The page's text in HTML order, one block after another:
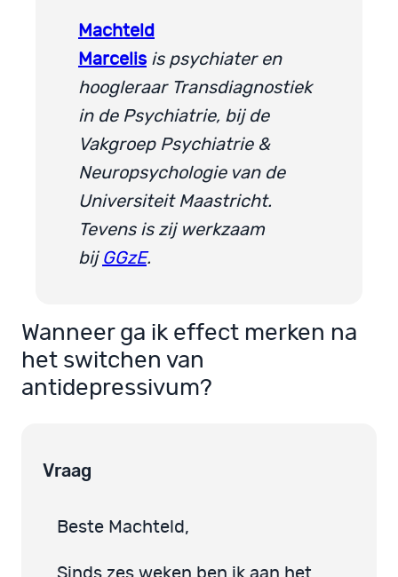
Machteld
Marcelis is psychiater en
hoogleraar Transdiagnostiek
in de Psychiatrie, bij de
Vakgroep Psychiatrie &
Neuropsychologie van de
Universiteit Maastricht.
Tevens is zij werkzaam
bij GGzE.
Wanneer ga ik effect merken na
het switchen van
antidepressivum?
Vraag
Beste Machteld,